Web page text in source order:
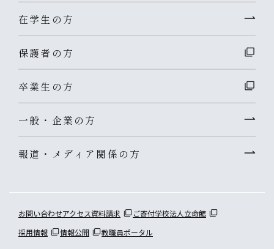
在学生の方
保護者の方
卒業生の方
一般・企業の方
報道・メディア関係の方
お問い合わせアクセス資料請求 ご寄付学校法人立命館
採用情報
情報公開 教職員ポータル